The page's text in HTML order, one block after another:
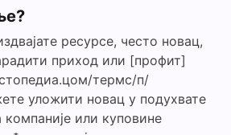
ресурсе, често новац,
приход или [профит]
термс/п/
уложити новац у подухвате
или куповине